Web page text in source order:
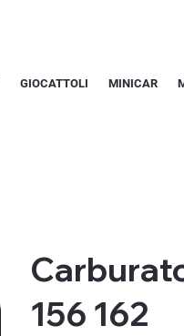
GIOCATTOLI MINICAR
156 162